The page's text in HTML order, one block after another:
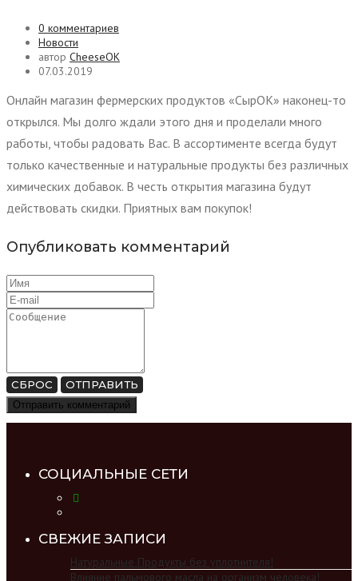
0 комментариев
Новости
автор CheeseOK
07.03.2019
Онлайн магазин фермерских продуктов «СырОК» наконец-то
открылся. Мы долго ждали этого дня и проделали много
работы, чтобы радовать Вас. В ассортименте всегда будут
только качественные и натуральные продукты без различных
химических добавок. В честь открытия магазина будут
действовать скидки. Приятных вам покупок!
Опубликовать комментарий
СБРОС ОТПРАВИТЬ
СОЦИАЛЬНЫЕ СЕТИ
СВЕЖИЕ ЗАПИСИ
Натуральные Продукты без уплотнителя!
Влияние пальмового масла на организм человека!